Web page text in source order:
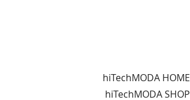
hiTechMODA HOME
hiTechMODA SHOP